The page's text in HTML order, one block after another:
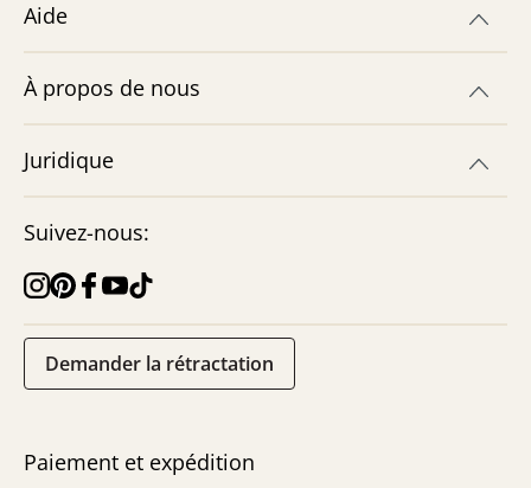
Aide
À propos de nous
Juridique
Suivez-nous:
Demander la rétractation
Paiement et expédition